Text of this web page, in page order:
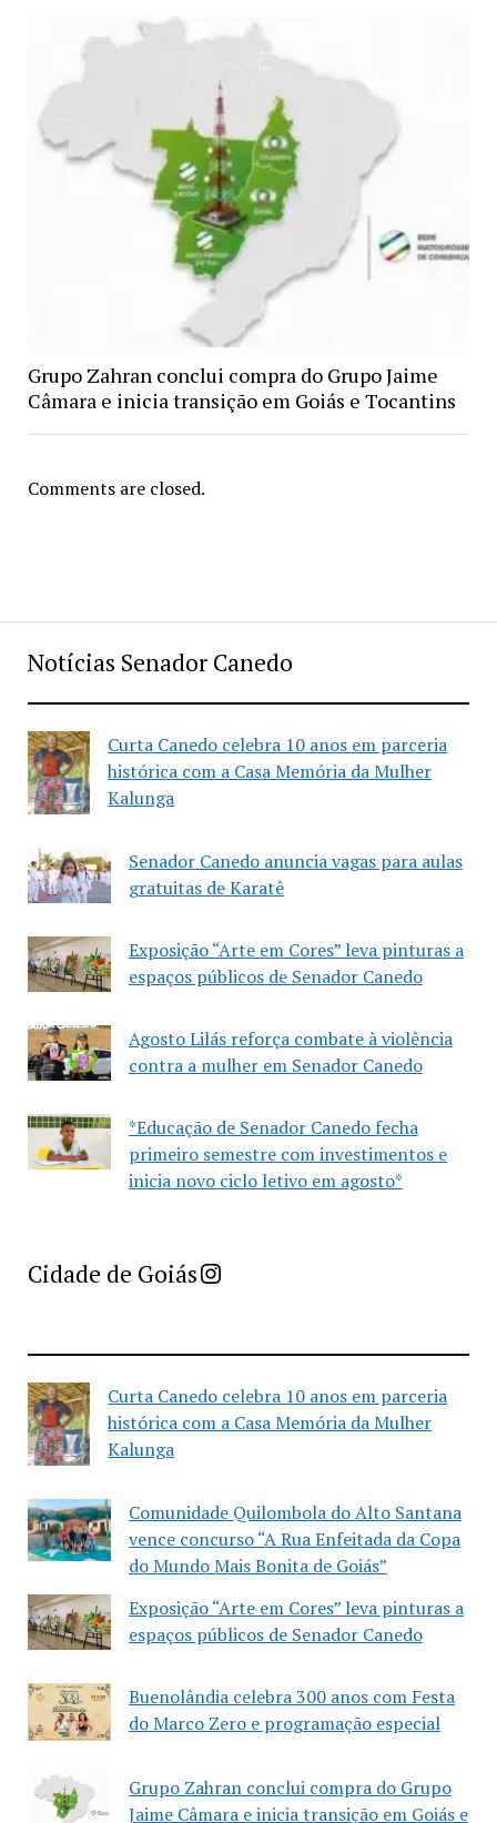
Notícias Senador Canedo
Curta Canedo celebra 10 anos em parceria
histórica com a Casa Memória da Mulher
Kalunga
Senador Canedo anuncia vagas para aulas
gratuitas de Karatê
Exposição “Arte em Cores” leva pinturas a
espaços públicos de Senador Canedo
Agosto Lilás reforça combate à violência
contra a mulher em Senador Canedo
*Educação de Senador Canedo fecha
primeiro semestre com investimentos e
inicia novo ciclo letivo em agosto*
Cidade de GoiásImprensa Criativa da Cidade de Goiás
Curta Canedo celebra 10 anos em parceria
histórica com a Casa Memória da Mulher
Kalunga
Comunidade Quilombola do Alto Santana
vence concurso “A Rua Enfeitada da Copa
do Mundo Mais Bonita de Goiás”
Exposição “Arte em Cores” leva pinturas a
espaços públicos de Senador Canedo
Buenolândia celebra 300 anos com Festa
do Marco Zero e programação especial
Grupo Zahran conclui compra do Grupo
Jaime Câmara e inicia transição em Goiás e
Grupo Zahran conclui compra do Grupo Jaime
Câmara e inicia transição em Goiás e Tocantins
Comments are closed.